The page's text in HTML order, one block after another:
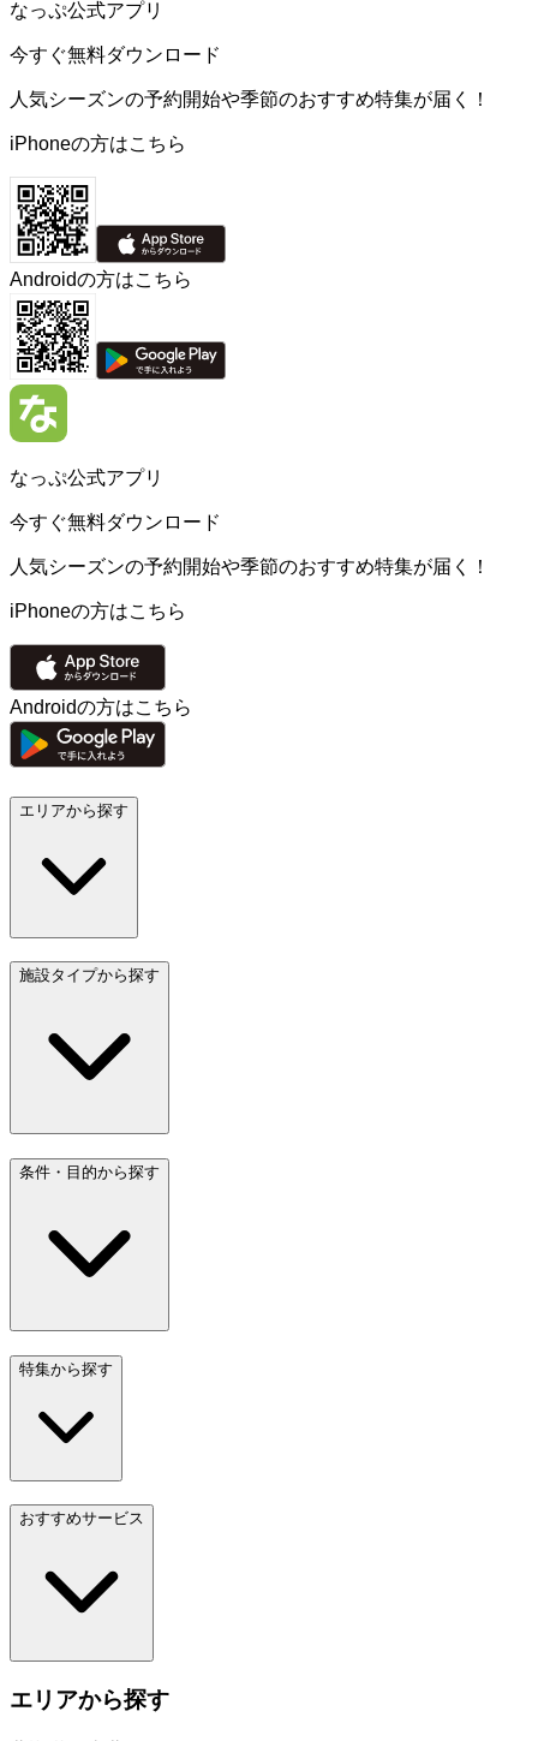
なっぷ公式アプリ
今すぐ無料ダウンロード
人気シーズンの予約開始や季節のおすすめ特集が届く！
iPhoneの方はこちら
Androidの方はこちら
なっぷ公式アプリ
今すぐ無料ダウンロード
人気シーズンの予約開始や季節のおすすめ特集が届く！
iPhoneの方はこちら
Androidの方はこちら
エリアから探す
施設タイプから探す
条件・目的から探す
特集から探す
おすすめサービス
エリアから探す